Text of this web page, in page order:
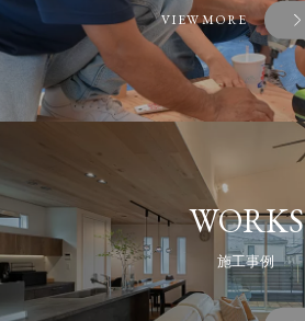
VIEW MORE
WORKS
施工事例